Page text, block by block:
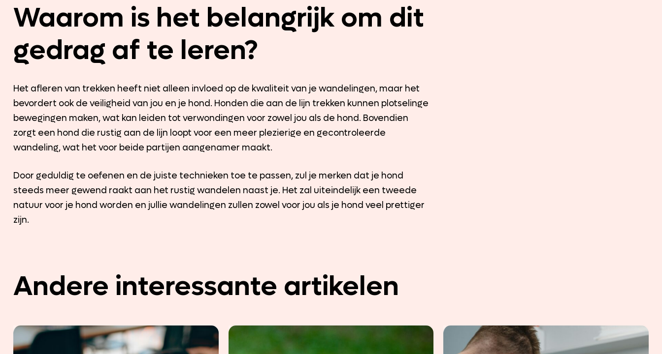
Waarom is het belangrijk om dit
gedrag af te leren?
Het afleren van trekken heeft niet alleen invloed op de kwaliteit van je wandelingen, maar het
bevordert ook de veiligheid van jou en je hond. Honden die aan de lijn trekken kunnen plotselinge
bewegingen maken, wat kan leiden tot verwondingen voor zowel jou als de hond. Bovendien
zorgt een hond die rustig aan de lijn loopt voor een meer plezierige en gecontroleerde
wandeling, wat het voor beide partijen aangenamer maakt.
Door geduldig te oefenen en de juiste technieken toe te passen, zul je merken dat je hond
steeds meer gewend raakt aan het rustig wandelen naast je. Het zal uiteindelijk een tweede
natuur voor je hond worden en jullie wandelingen zullen zowel voor jou als je hond veel prettiger
zijn.
Andere interessante artikelen